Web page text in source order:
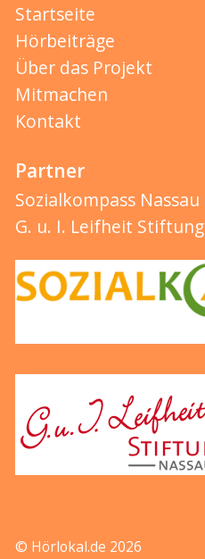
Startseite
Hörbeiträge
Über das Projekt
Mitmachen
Kontakt
Partner
Sozialkompass Nassau
G. u. I. Leifheit Stiftung
© Hörlokal.de 2026